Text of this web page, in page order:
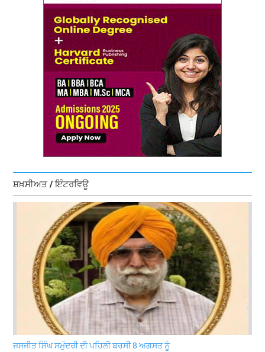
ਸ਼ਖ਼ਸੀਅਤ / ਇੰਟਰਵਿਊ
ਜਸਜੀਤ ਸਿੰਘ ਸਮੁੰਦਰੀ ਦੀ ਪਹਿਲੀ ਬਰਸੀ 8 ਅਗਸਤ ਨੂੰ